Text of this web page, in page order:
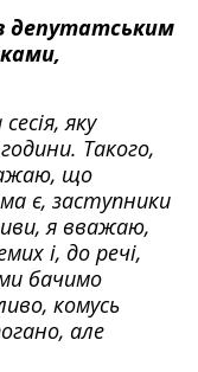
депутатським
яку
Такого,
що
є, заступники
я вважаю,
і, до речі,
бачимо
комусь
але